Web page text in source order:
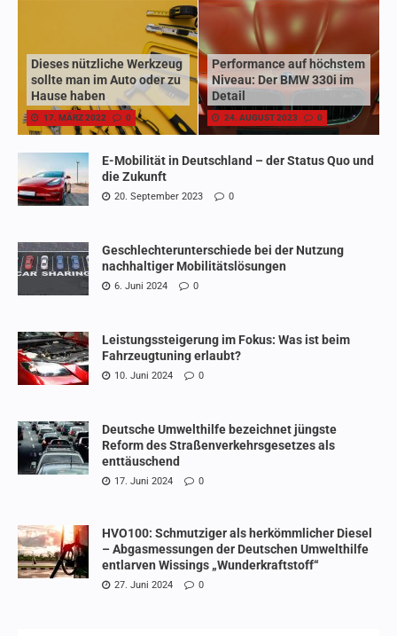
Dieses nützliche Werkzeug
sollte man im Auto oder zu
Hause haben
17. MÄRZ 2022 0
Performance auf höchstem
Niveau: Der BMW 330i im
Detail
24. AUGUST 2023 0
E-Mobilität in Deutschland – der Status Quo und
die Zukunft
20. September 2023 0
Geschlechterunterschiede bei der Nutzung
nachhaltiger Mobilitätslösungen
6. Juni 2024 0
Leistungssteigerung im Fokus: Was ist beim
Fahrzeugtuning erlaubt?
10. Juni 2024 0
Deutsche Umwelthilfe bezeichnet jüngste
Reform des Straßenverkehrsgesetzes als
enttäuschend
17. Juni 2024 0
HVO100: Schmutziger als herkömmlicher Diesel
– Abgasmessungen der Deutschen Umwelthilfe
entlarven Wissings „Wunderkraftstoff“
27. Juni 2024 0